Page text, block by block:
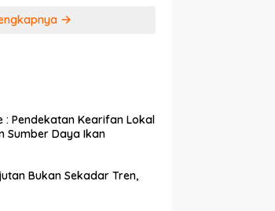
: Pendekatan Kearifan Lokal
Sumber Daya Ikan
Bukan Sekadar Tren,